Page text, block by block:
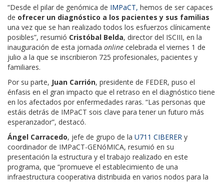
“Desde el pilar de genómica de IMPaCT, hemos de ser capaces
de ofrecer un diagnóstico a los pacientes y sus familias
una vez que se han realizado todos los esfuerzos clínicamente
posibles”, resumió Cristóbal Belda, director del ISCIII, en la
inauguración de esta jornada online celebrada el viernes 1 de
julio a la que se inscribieron 725 profesionales, pacientes y
familiares.
Por su parte, Juan Carrión, presidente de FEDER, puso el
énfasis en el gran impacto que el retraso en el diagnóstico tiene
en los afectados por enfermedades raras. “Las personas que
estáis detrás de IMPaCT sois clave para tener un futuro más
esperanzador”, destacó.
Ángel Carracedo, jefe de grupo de la U711 CIBERER y
coordinador de IMPaCT-GENóMICA, resumió en su
presentación la estructura y el trabajo realizado en este
programa, que “promueve el establecimiento de una
infraestructura cooperativa distribuida en varios nodos para la